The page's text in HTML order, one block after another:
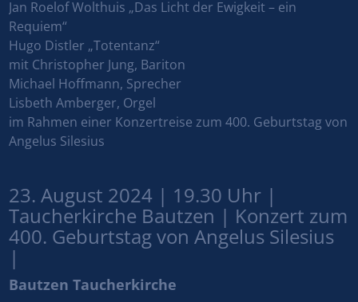
Jan Roelof Wolthuis „Das Licht der Ewigkeit – ein
Requiem“
Hugo Distler „Totentanz“
mit Christopher Jung, Bariton
Michael Hoffmann, Sprecher
Lisbeth Amberger, Orgel
im Rahmen einer Konzertreise zum 400. Geburtstag von
Angelus Silesius
23. August 2024 | 19.30 Uhr |
Taucherkirche Bautzen | Konzert zum
400. Geburtstag von Angelus Silesius
|
Bautzen Taucherkirche